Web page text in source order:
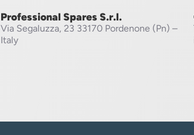
Professional Spares S.r.l.
Via Segaluzza, 23 33170 Pordenone (Pn) –
Italy